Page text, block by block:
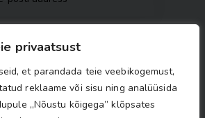
privaatsust
et parandada teie veebikogemust,
reklaame või sisu ning analüüsida
„Nõustu kõigega” klõpsates